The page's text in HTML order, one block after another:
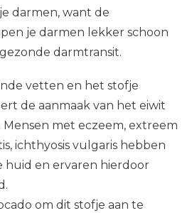
darmen, want de
je darmen lekker schoon
darmtransit.
vetten en het stofje
de aanmaak van het eiwit
met eczeem, extreem
ichthyosis vulgaris hebben
huid en ervaren hierdoor
om dit stofje aan te